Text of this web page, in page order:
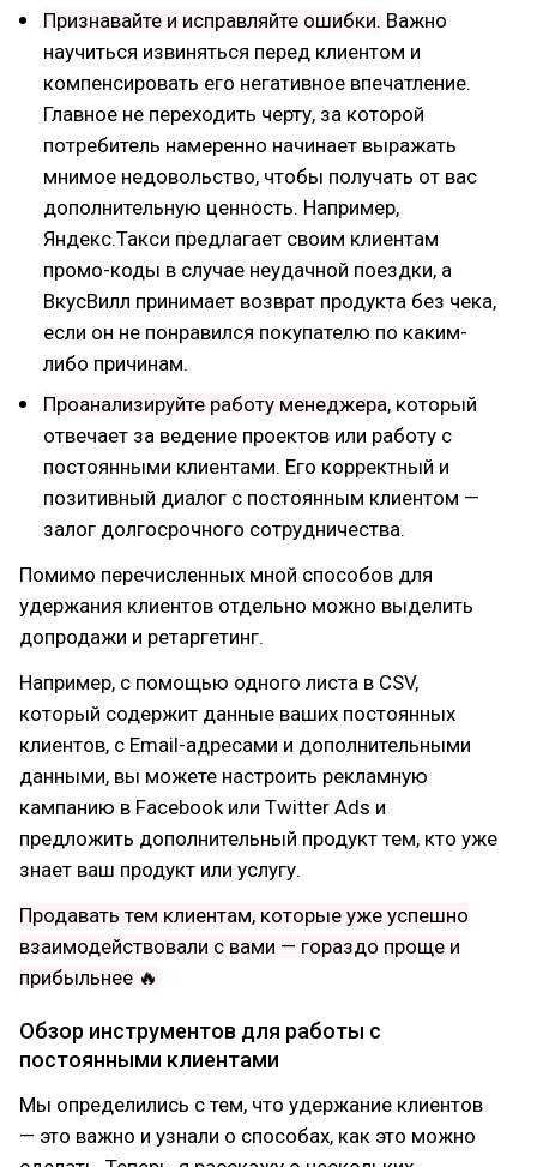
Признавайте и исправляйте ошибки. Важно
научиться извиняться перед клиентом и
компенсировать его негативное впечатление.
Главное не переходить черту, за которой
потребитель намеренно начинает выражать
мнимое недовольство, чтобы получать от вас
дополнительную ценность. Например,
Яндекс.Такси предлагает своим клиентам
промо-коды в случае неудачной поездки, а
ВкусВилл принимает возврат продукта без чека,
если он не понравился покупателю по каким-
либо причинам.
Проанализируйте работу менеджера, который
отвечает за ведение проектов или работу с
постоянными клиентами. Его корректный и
позитивный диалог с постоянным клиентом —
залог долгосрочного сотрудничества.
Помимо перечисленных мной способов для
удержания клиентов отдельно можно выделить
допродажи и ретаргетинг.
Например, с помощью одного листа в CSV,
который содержит данные ваших постоянных
клиентов, с Email-адресами и дополнительными
данными, вы можете настроить рекламную
кампанию в Facebook или Twitter Ads и
предложить дополнительный продукт тем, кто уже
знает ваш продукт или услугу.
Продавать тем клиентам, которые уже успешно
взаимодействовали с вами — гораздо проще и
прибыльнее 🔥
Обзор инструментов для работы с
постоянными клиентами
Мы определились с тем, что удержание клиентов
— это важно и узнали о способах, как это можно